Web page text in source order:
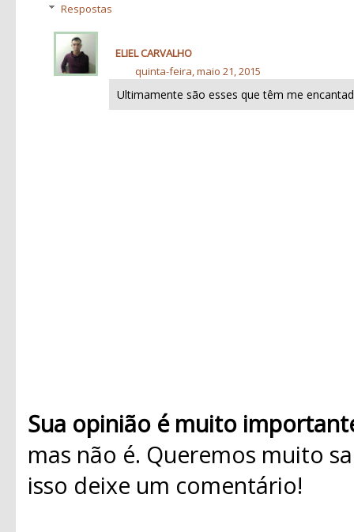
Respostas
ELIEL CARVALHO
quinta-feira, maio 21, 2015
Ultimamente são esses que têm me
Sua opinião é muito
mas não é. Queremos muito
isso deixe um comentário!